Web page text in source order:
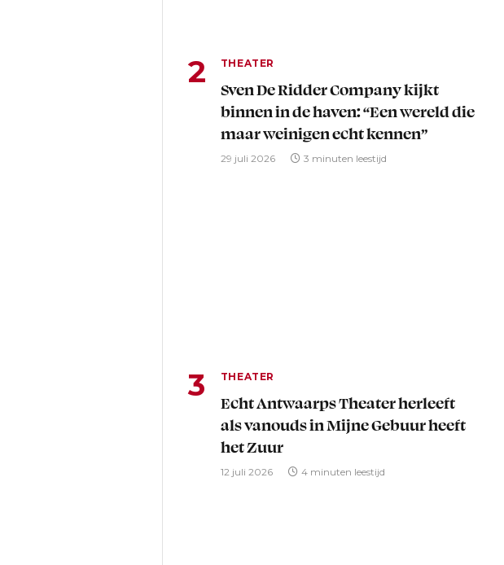
THEATER
Sven De Ridder Company kijkt
binnen in de haven: “Een wereld die
maar weinigen echt kennen”
29 juli 2026 3 minuten leestijd
THEATER
Echt Antwaarps Theater herleeft
als vanouds in Mijne Gebuur heeft
het Zuur
12 juli 2026 4 minuten leestijd